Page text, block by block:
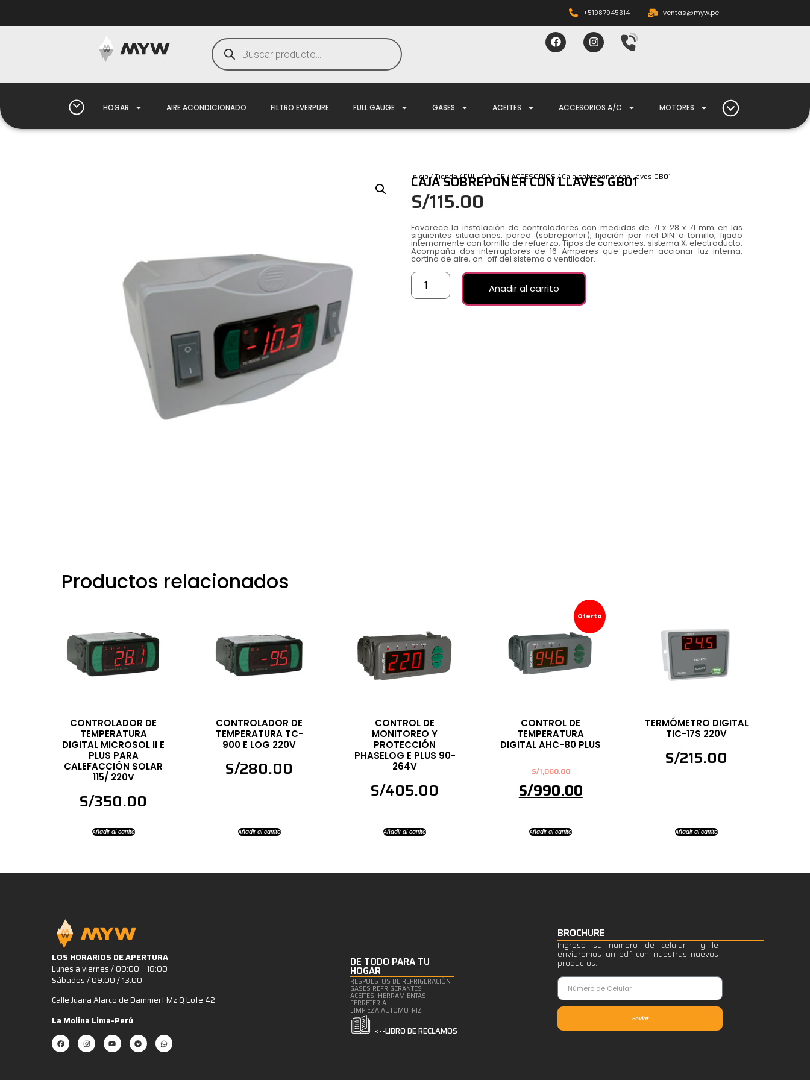
+51987945314 ventas@myw.pe
HOGAR AIRE ACONDICIONADO FILTRO EVERPURE FULL GAUGE GASES ACEITES ACCESORIOS A/C MOTORES
Inicio/Tienda/FULL GAUGE/ACCESORIOS / Caja sobreponer con llaves GB01
CAJA SOBREPONER CON LLAVES GB01
S/115.00
Favorece la instalación de controladores con medidas de 71 x 28 x 71 mm en las
siguientes situaciones: pared (sobreponer); fijación por riel DIN o tornillo; fijado
internamente con tornillo de refuerzo. Tipos de conexiones: sistema X; electroducto.
Acompaña dos interruptores de 16 Amperes que pueden accionar luz interna,
cortina de aire, on-off del sistema o ventilador.
Añadir al carrito
Productos relacionados
CONTROLADOR DE
TEMPERATURA
DIGITAL MICROSOL II E
PLUS PARA
CALEFACCIÓN SOLAR
115/ 220V
S/350.00
Añadir al carrito
CONTROLADOR DE
TEMPERATURA TC-
900 E LOG 220V
S/280.00
Añadir al carrito
CONTROL DE
MONITOREO Y
PROTECCIÓN
PHASELOG E PLUS 90-
264V
S/405.00
Añadir al carrito
Oferta
CONTROL DE
TEMPERATURA
DIGITAL AHC-80 PLUS
S/1,060.00
S/990.00
Añadir al carrito
TERMÓMETRO DIGITAL
TIC-17S 220V
S/215.00
Añadir al carrito
LOS HORARIOS DE APERTURA
Lunes a viernes / 09:00 – 18:00
Sábados / 09:00 / 13:00
Calle Juana Alarco de Dammert Mz Q Lote 42
La Molina Lima-Perú
DE TODO PARA TU
HOGAR
RESPUESTOS DE REFRIGERACIÒN
GASES REFRIGERANTES
ACEITES, HERRAMIENTAS
FERRETERIA
LIMPIEZA AUTOMOTRIZ
<--LIBRO DE RECLAMOS
BROCHURE
Ingrese su numero de celular y le
enviaremos un pdf con nuestras nuevos
productos.
Enviar